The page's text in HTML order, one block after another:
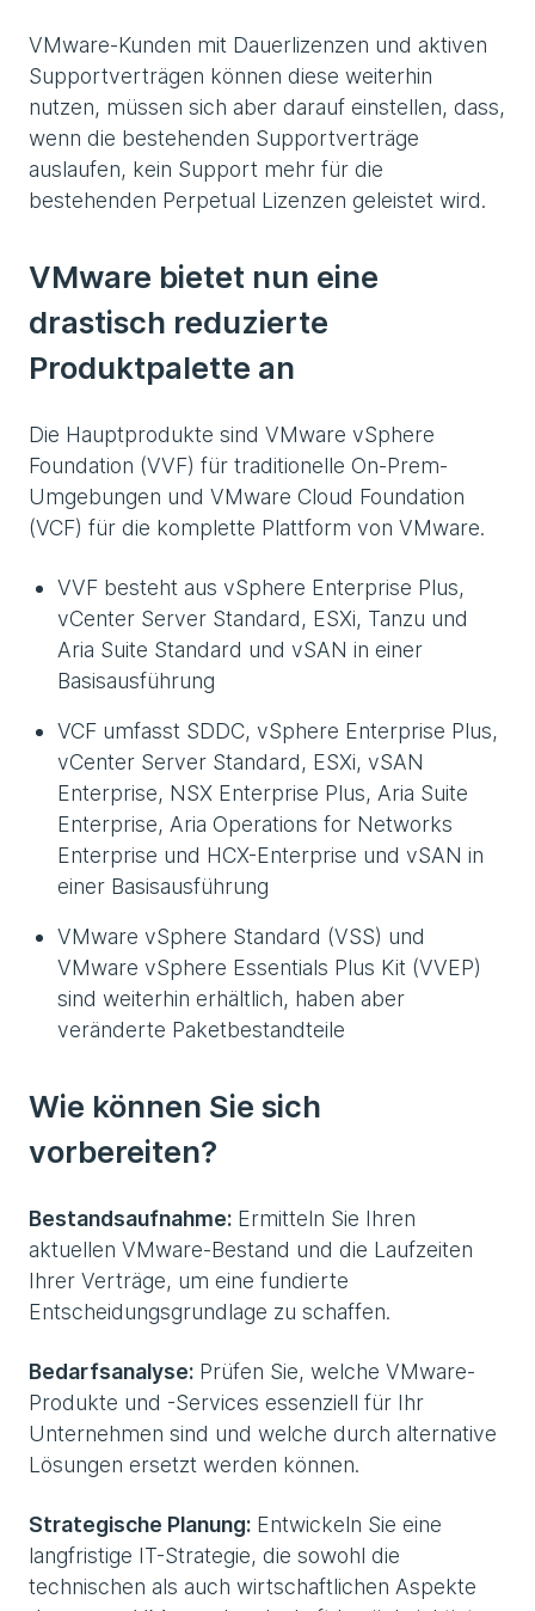
VMware-Kunden mit Dauerlizenzen und aktiven
Supportverträgen können diese weiterhin
nutzen, müssen sich aber darauf einstellen, dass,
wenn die bestehenden Supportverträge
auslaufen, kein Support mehr für die
bestehenden Perpetual Lizenzen geleistet wird.
VMware bietet nun eine
drastisch reduzierte
Produktpalette an
Die Hauptprodukte sind VMware vSphere
Foundation (VVF) für traditionelle On-Prem-
Umgebungen und VMware Cloud Foundation
(VCF) für die komplette Plattform von VMware.
VVF besteht aus vSphere Enterprise Plus,
vCenter Server Standard, ESXi, Tanzu und
Aria Suite Standard und vSAN in einer
Basisausführung
VCF umfasst SDDC, vSphere Enterprise Plus,
vCenter Server Standard, ESXi, vSAN
Enterprise, NSX Enterprise Plus, Aria Suite
Enterprise, Aria Operations for Networks
Enterprise und HCX-Enterprise und vSAN in
einer Basisausführung
VMware vSphere Standard (VSS) und
VMware vSphere Essentials Plus Kit (VVEP)
sind weiterhin erhältlich, haben aber
veränderte Paketbestandteile
Wie können Sie sich
vorbereiten?
Bestandsaufnahme: Ermitteln Sie Ihren
aktuellen VMware-Bestand und die Laufzeiten
Ihrer Verträge, um eine fundierte
Entscheidungsgrundlage zu schaffen.
Bedarfsanalyse: Prüfen Sie, welche VMware-
Produkte und -Services essenziell für Ihr
Unternehmen sind und welche durch alternative
Lösungen ersetzt werden können.
Strategische Planung: Entwickeln Sie eine
langfristige IT-Strategie, die sowohl die
technischen als auch wirtschaftlichen Aspekte